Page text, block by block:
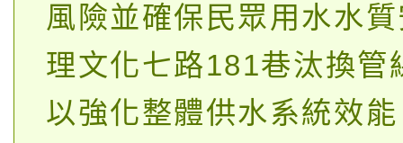
風險並確保民眾用水水
理文化七路181巷汰換管
以強化整體供水系統效